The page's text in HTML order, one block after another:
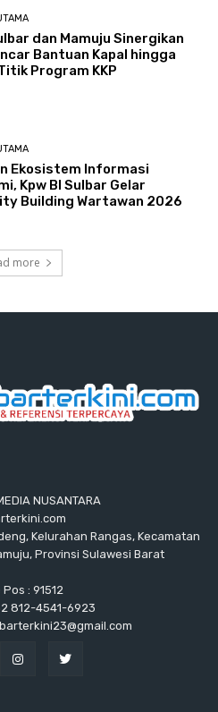
dan Mamuju Sinergikan
Bantuan Kapal hingga
Program KKP
Ekosistem Informasi
Kpw BI Sulbar Gelar
Building Wartawan 2026
more
NUSANTARA
Kelurahan Rangas, Kecamatan
Provinsi Sulawesi Barat
Pos : 91512
812-4541-6923